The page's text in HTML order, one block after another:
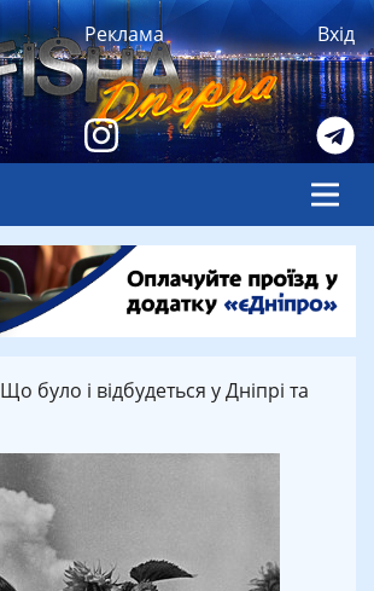
Реклама Вхід
Що було і відбудеться у Дніпрі та